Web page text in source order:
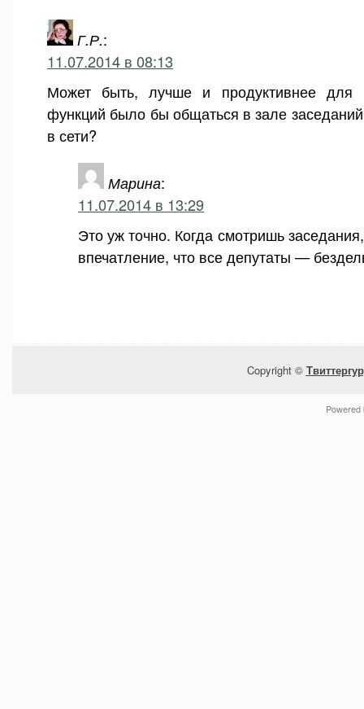
Г.Р.:
11.07.2014 в 08:13
Может быть, лучше и продуктивнее для
функций было бы общаться в зале
в сети?
Марина:
11.07.2014 в 13:29
Это уж точно. Когда смотришь
впечатление, что все депутаты —
Copyright ©